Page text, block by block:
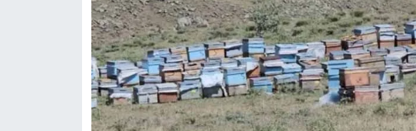
Kültür & Sanat
MAGAZİN